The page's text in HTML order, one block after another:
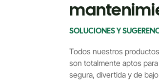
SOLUCIONES Y
Todos nuestros
son totalmente aptos
segura, divertida y de